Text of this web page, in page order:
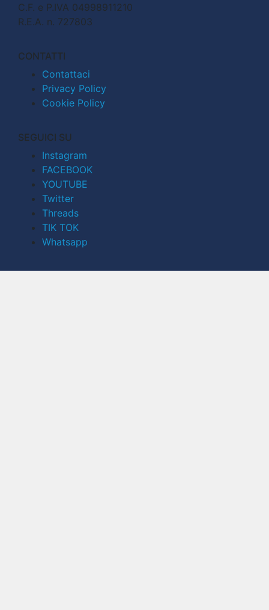
C.F. e P.IVA 04998911210
R.E.A. n. 727803
CONTATTI
Contattaci
Privacy Policy
Cookie Policy
SEGUICI SU
Instagram
FACEBOOK
YOUTUBE
Twitter
Threads
TIK TOK
Whatsapp